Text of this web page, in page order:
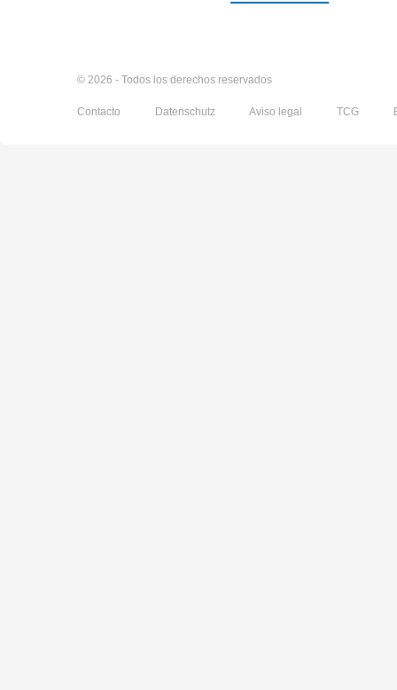
© 2026 - Todos los derechos reservados
Contacto Datenschutz Aviso legal TCG